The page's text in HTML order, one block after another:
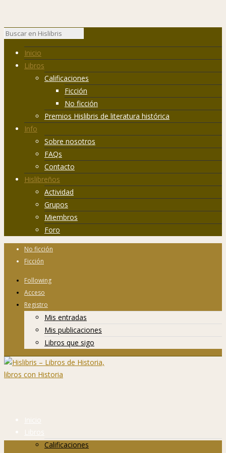
Inicio
Libros
Calificaciones
Ficción
No ficción
Premios Hislibris de literatura histórica
Info
Sobre nosotros
FAQs
Contacto
Hislibreños
Actividad
Grupos
Miembros
Foro
No ficción
Ficción
Following
Acceso
Registro
Mis entradas
Mis publicaciones
Libros que sigo
Inicio
Libros
Calificaciones